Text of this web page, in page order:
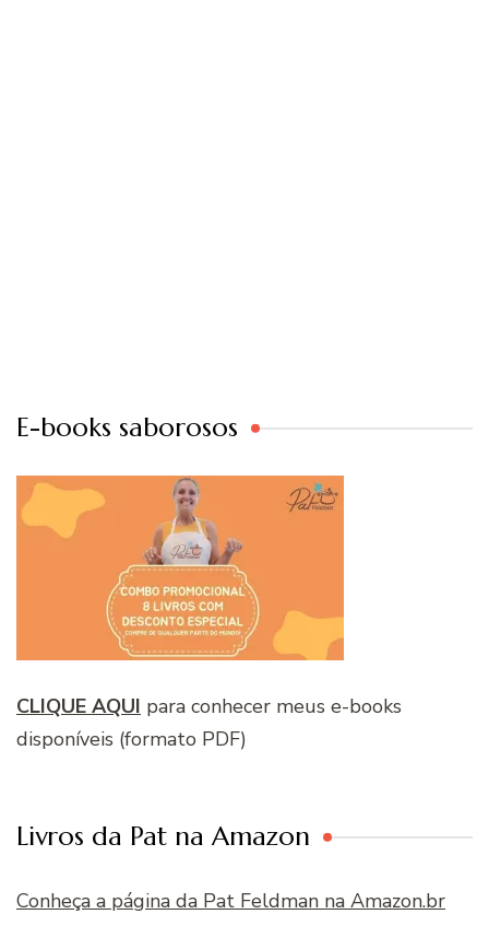
E-books saborosos
CLIQUE AQUI para conhecer meus e-books
disponíveis (formato PDF)
Livros da Pat na Amazon
Conheça a página da Pat Feldman na Amazon.br